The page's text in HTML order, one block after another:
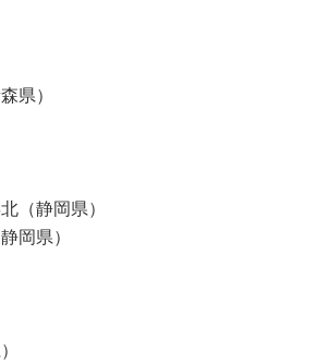
県）
（静岡県）
岡県）